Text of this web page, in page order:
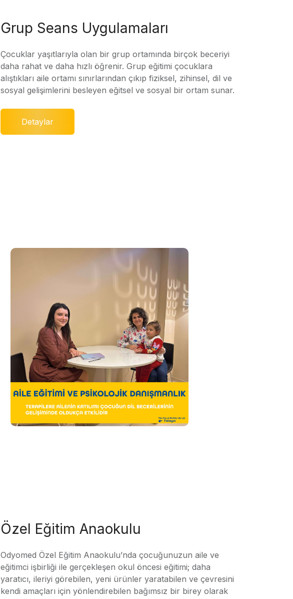
Grup Seans Uygulamaları
Çocuklar yaşıtlarıyla olan bir grup ortamında birçok beceriyi
daha rahat ve daha hızlı öğrenir. Grup eğitimi çocuklara
alıştıkları aile ortamı sınırlarından çıkıp fiziksel, zihinsel, dil ve
sosyal gelişimlerini besleyen eğitsel ve sosyal bir ortam sunar.
Detaylar
Özel Eğitim Anaokulu
Odyomed Özel Eğitim Anaokulu’nda çocuğunuzun aile ve
eğitimci işbirliği ile gerçekleşen okul öncesi eğitimi; daha
yaratıcı, ileriyi görebilen, yeni ürünler yaratabilen ve çevresini
kendi amaçları için yönlendirebilen bağımsız bir birey olarak